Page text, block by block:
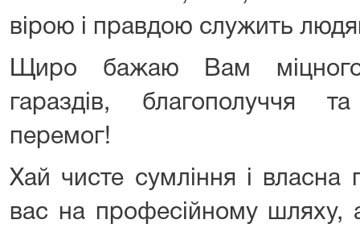
вірою і правдою служить
Щиро бажаю Вам міцного
гараздів, благополуччя
перемог!
Хай чисте сумління і власна
вас на професійному шляху,